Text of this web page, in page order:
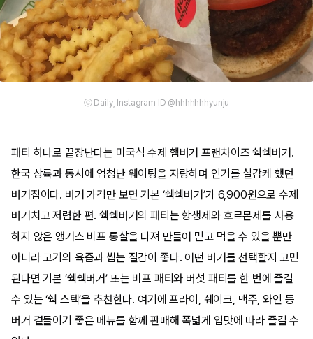
ⓒ Daily, Instagram ID @hhhhhhhyunju
패티 하나로 끝장난다는 미국식 수제 햄버거 프랜차이즈 쉑쉑버거.
한국 상륙과 동시에 엄청난 웨이팅을 자랑하며 인기를 실감케 했던
버거집이다. 버거 가격만 보면 기본 ‘쉑쉑버거’가 6,900원으로 수제
버거치고 저렴한 편. 쉑쉑버거의 패티는 항생제와 호르몬제를 사용
하지 않은 앵거스 비프 통살을 다져 만들어 믿고 먹을 수 있을 뿐만
아니라 고기의 육즙과 씹는 질감이 좋다. 어떤 버거를 선택할지 고민
된다면 기본 ‘쉑쉑버거’ 또는 비프 패티와 버섯 패티를 한 번에 즐길
수 있는 ‘쉑 스텍’을 추천한다. 여기에 프라이, 쉐이크, 맥주, 와인 등
버거 곁들이기 좋은 메뉴를 함께 판매해 폭넓게 입맛에 따라 즐길 수